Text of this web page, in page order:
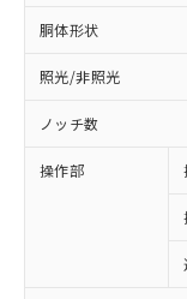
胴体形状
照光/非照光
ノッチ数
操作部